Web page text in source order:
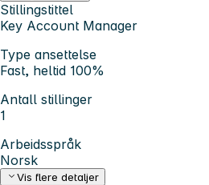
Stillingstittel
Key Account Manager
Type ansettelse
Fast, heltid 100%
Antall stillinger
1
Arbeidsspråk
Norsk
Vis flere detaljer